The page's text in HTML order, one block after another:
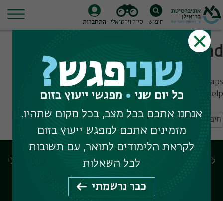
Skip
to
חיפוש סיור וירטואלי התחברות
Nothing Found
It seems we can’t find what you’re looking for. Perhaps
searching can help.
חיפוש:
לוח המפגשים המרכזי הבחירות שלי
שניפגש?
כל יום שני מפגשי ייעוץ בזום
אנחנו אתכם בכל מצב, בכל מקום שתהיו.
מזמינים אתכם למפגש ייעוץ בזום
לקראת הלימודים לתואר, עם תשובות
לכל השאלות
כבר נרשמתי